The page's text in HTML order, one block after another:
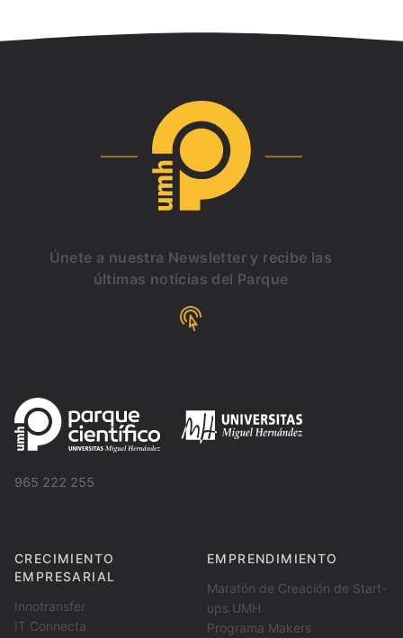
Únete a nuestra Newsletter y recibe las
últimas noticias del Parque
965 222 255
CRECIMIENTO
EMPRESARIAL
Innotransfer
IT Connecta
EMPRENDIMIENTO
Maratón de Creación de Start-
ups UMH
Programa Makers